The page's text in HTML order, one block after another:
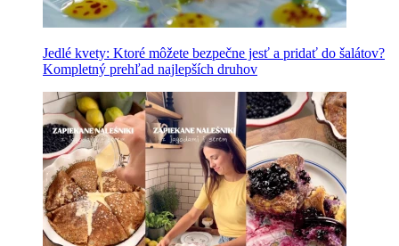
Jedlé kvety: Ktoré môžete bezpečne jesť a pridať do šalátov?
Kompletný prehľad najlepších druhov